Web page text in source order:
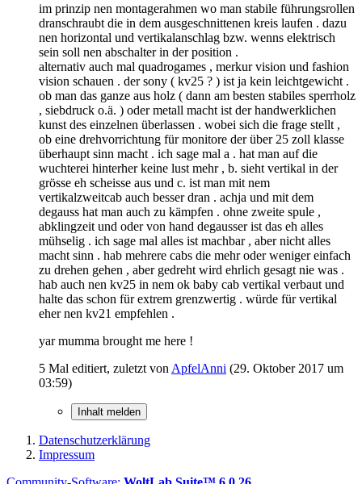
im prinzip nen montagerahmen wo man stabile führungsrollen
dranschraubt die in dem ausgeschnittenen kreis laufen . dazu
nen horizontal und vertikalanschlag bzw. wenns elektrisch
sein soll nen abschalter in der position .
alternativ auch mal quadrogames , merkur vision und fashion
vision schauen . der sony ( kv25 ? ) ist ja kein leichtgewicht .
ob man das ganze aus holz ( dann am besten stabiles sperrholz
, siebdruck o.ä. ) oder metall macht ist der handwerklichen
kunst des einzelnen überlassen . wobei sich die frage stellt ,
ob eine drehvorrichtung für monitore der über 25 zoll klasse
überhaupt sinn macht . ich sage mal a . hat man auf die
wuchterei hinterher keine lust mehr , b. sieht vertikal in der
grösse eh scheisse aus und c. ist man mit nem
vertikalzweitcab auch besser dran . achja und mit dem
degauss hat man auch zu kämpfen . ohne zweite spule ,
abklingzeit und oder von hand degausser ist das eh alles
mühselig . ich sage mal alles ist machbar , aber nicht alles
macht sinn . hab mehrere cabs die mehr oder weniger einfach
zu drehen gehen , aber gedreht wird ehrlich gesagt nie was .
hab auch nen kv25 in nem ok baby cab vertikal verbaut und
halte das schon für extrem grenzwertig . würde für vertikal
eher nen kv21 empfehlen .
yar mumma brought me here !
5 Mal editiert, zuletzt von ApfelAnni (29. Oktober 2017 um
03:59)
Inhalt melden
Datenschutzerklärung
Impressum